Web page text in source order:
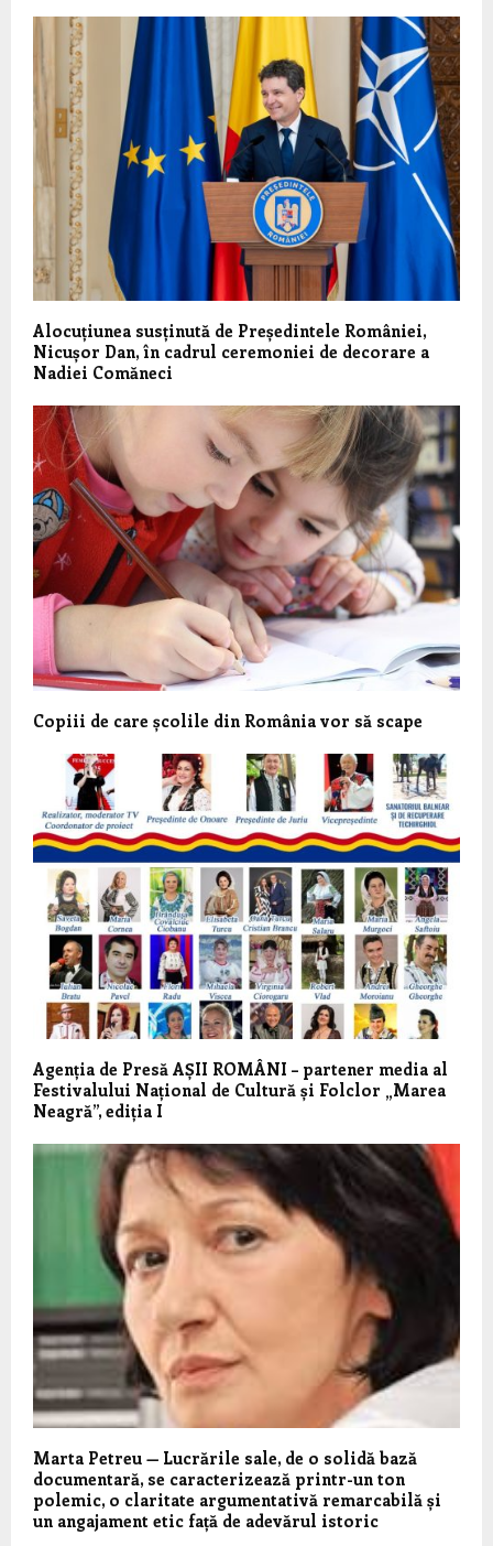
Alocuțiunea susținută de Președintele României,
Nicușor Dan, în cadrul ceremoniei de decorare a
Nadiei Comăneci
Copiii de care școlile din România vor să scape
Agenția de Presă AȘII ROMÂNI – partener media al
Festivalului Național de Cultură și Folclor „Marea
Neagră”, ediția I
Marta Petreu — Lucrările sale, de o solidă bază
documentară, se caracterizează printr-un ton
polemic, o claritate argumentativă remarcabilă și
un angajament etic față de adevărul istoric